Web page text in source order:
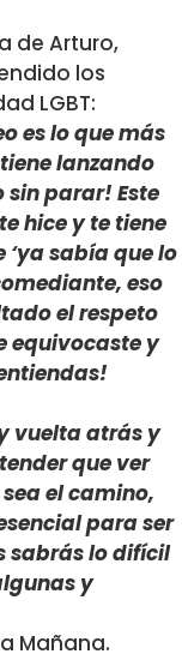
de Arturo,
los
LGBT:
es lo que más
lanzando
parar! Este
hice y te tiene
sabía que lo
eso
el respeto
equivocaste y
vuelta atrás y
que ver
el camino,
para ser
sabrás lo difícil
y
Mañana.